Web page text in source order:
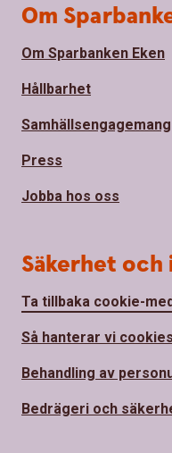
Om
Om Sparbanken Eken
Hållbarhet
Samhällsengagemang
Press
Jobba hos oss
Säkerhet
Ta tillbaka cookie-
Så hanterar vi cookies
Behandling av
Bedrägeri och